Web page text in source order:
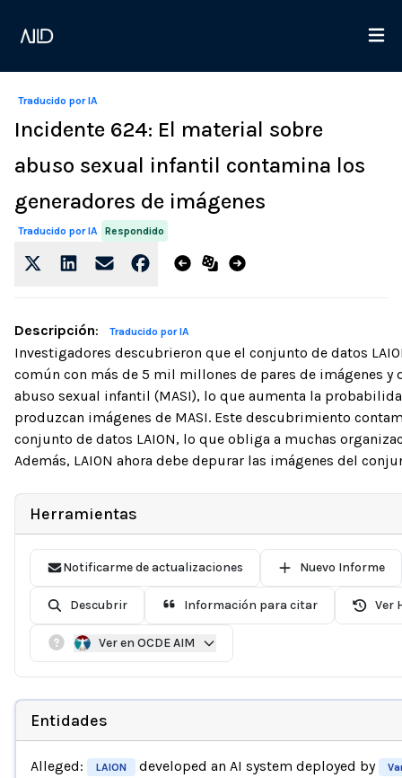
Traducido por IA
Incidente 624: El material sobre
abuso sexual infantil contamina los
generadores de imágenes
Traducido por IA Respondido
Descripción: Traducido por IA
Investigadores descubrieron que el conjunto de datos
común con más de 5 mil millones de pares de imágenes
abuso sexual infantil (MASI), lo que aumenta la
produzcan imágenes de MASI. Este descubrimiento
conjunto de datos LAION, lo que obliga a muchas
Además, LAION ahora debe depurar las imágenes del
Herramientas
Notificarme de actualizaciones Nuevo Informe
Descubrir Información para citar Ver
Ver en OCDE AIM
Entidades
Alleged: LAION developed an AI system deployed by